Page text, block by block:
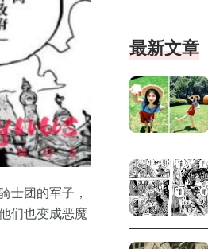
士团的军子，
们也变成恶魔
最新文章